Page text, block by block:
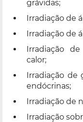
grávidas;
Irradiação de
Irradiação de
Irradiação
calor;
Irradiação de
endócrinas;
Irradiação de
Irradiação